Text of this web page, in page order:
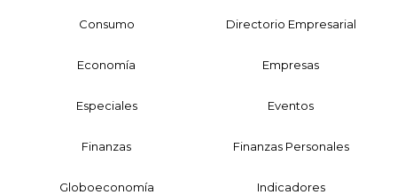
Consumo Directorio Empresarial
Economía Empresas
Especiales Eventos
Finanzas Finanzas Personales
Globoeconomía Indicadores